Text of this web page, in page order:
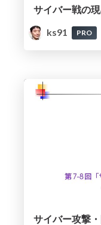
ks91
PRO